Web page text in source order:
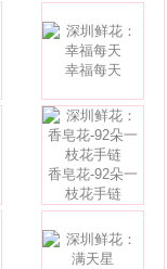
幸福每天
香皂花-92朵一
枝花手链